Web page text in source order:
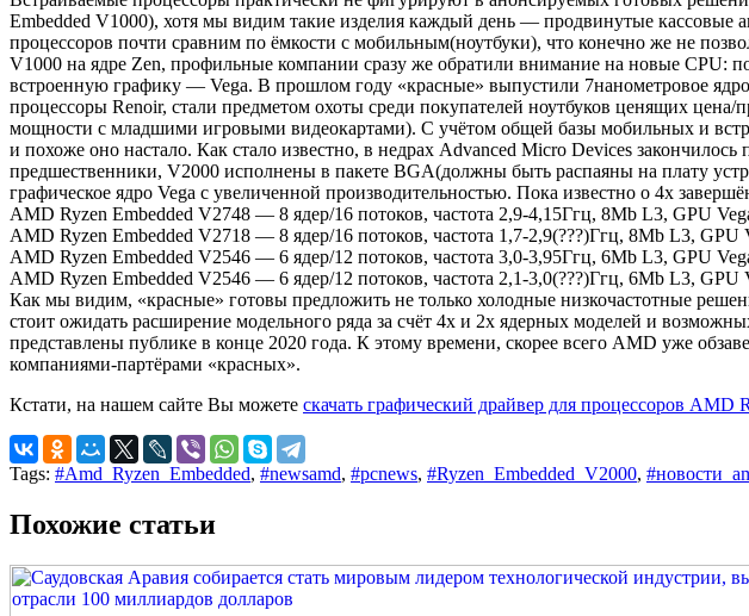
Embedded V1000), хотя мы видим такие изделия каждый день — продвинутые
процессоров почти сравним по ёмкости с мобильным(ноутбуки), что конечно же не
V1000 на ядре Zen, профильные компании сразу же обратили внимание на новые CPU:
встроенную графику — Vega. В прошлом году «красные» выпустили 7нанометровое
процессоры Renoir, стали предметом охоты среди покупателей ноутбуков ценящих
мощности с младшими игровыми видеокартами). С учётом общей базы мобильных и
и похоже оно настало. Как стало известно, в недрах Advanced Micro Devices
предшественники, V2000 исполнены в пакете BGA(должны быть распаяны на плату
графическое ядро Vega с увеличенной производительностью. Пока известно о 4х
AMD Ryzen Embedded V2748 — 8 ядер/16 потоков, частота 2,9-4,15Ггц, 8Mb L3, GPU
AMD Ryzen Embedded V2718 — 8 ядер/16 потоков, частота 1,7-2,9(???)Ггц, 8Mb L3,
AMD Ryzen Embedded V2546 — 6 ядер/12 потоков, частота 3,0-3,95Ггц, 6Mb L3, GPU
AMD Ryzen Embedded V2546 — 6 ядер/12 потоков, частота 2,1-3,0(???)Ггц, 6Mb L3,
Как мы видим, «красные» готовы предложить не только холодные низкочастотные
стоит ожидать расширение модельного ряда за счёт 4х и 2х ядерных моделей и
представлены публике в конце 2020 года. К этому времени, скорее всего AMD уже
компаниями-партёрами «красных».
Кстати, на нашем сайте Вы можете скачать графический драйвер для процессоров AMD
Tags: #Amd_Ryzen_Embedded, #newsamd, #pcnews, #Ryzen_Embedded_V2000,
Похожие статьи